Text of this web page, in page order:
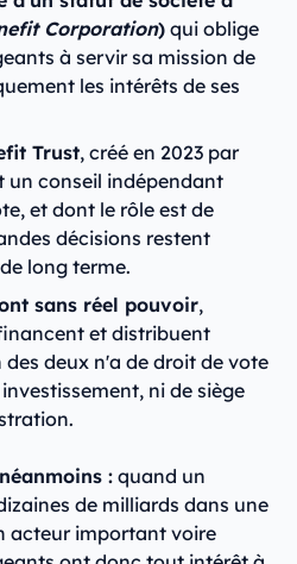
Corporation) qui oblige
à servir sa mission de
les intérêts de ses
Trust, créé en 2023 par
un conseil indépendant
et dont le rôle est de
décisions restent
long terme.
sans réel pouvoir,
et distribuent
deux n'a de droit de vote
ni de siège
: quand un
de milliards dans une
acteur important voire